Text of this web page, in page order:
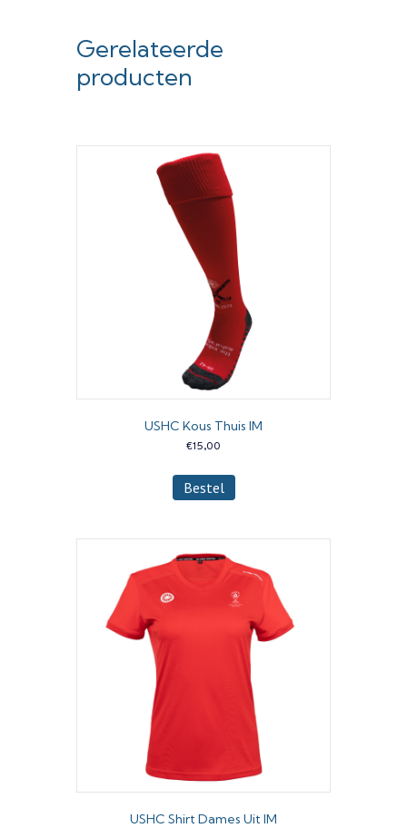
Gerelateerde
producten
USHC Kous Thuis IM
€15,00
Bestel
heeft
variaties.
Deze
optie
kan
gekozen
worden
de
productpagina
USHC Shirt Dames Uit IM